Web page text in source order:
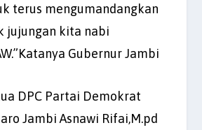
terus mengumandangkan
jujungan kita nabi
Gubernur Jambi
DPC Partai Demokrat
Jambi Asnawi Rifai,M.pd